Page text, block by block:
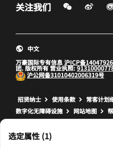
选定属性 (1)
关注我们 微信扫一扫
微博
打开新
万豪国际专有信息沪ICP备
团. 版权所有 营业执照:
沪公网备31010402006319号
中文
招贤纳士 打开新窗口
使用条款 打开新
常客计划
数字化无障碍设施
网站地图
prod17,79DBA012-E8D3-566D-